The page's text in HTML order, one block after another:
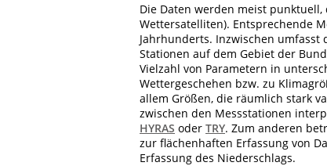
Die Daten werden meist
Wettersatelliten). Entsprechende
Jahrhunderts. Inzwischen umfasst
Stationen auf dem Gebiet der
Vielzahl von Parametern in
Wettergeschehen bzw. zu
allem Größen, die räumlich stark
zwischen den Messstationen
HYRAS oder TRY. Zum anderen
zur flächenhaften Erfassung von
Erfassung des Niederschlags.